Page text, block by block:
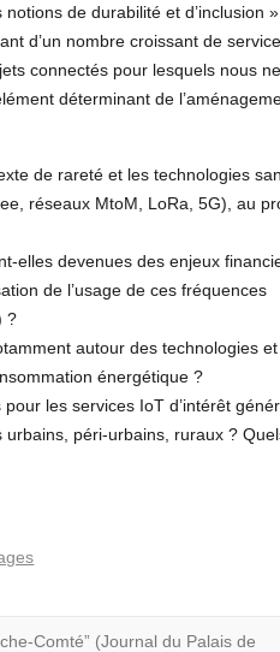
notions de durabilité et d’inclusion
d’un nombre croissant de
connectés pour lesquels nous
déterminant de
de rareté et les technologies
réseaux MtoM, LoRa, 5G), au
elles devenues des enjeux
de l’usage de ces fréquences
?
autour des technologies
énergétique ?
les services IoT d’intérêt
péri-urbains, ruraux ?
Comté” (Journal du Palais de